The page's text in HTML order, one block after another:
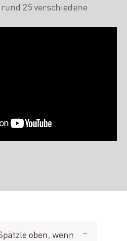
25 verschiedene
oben, wenn